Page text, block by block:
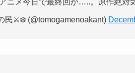
ニメ今日で最終回か…..。原作絶対
民⚔️❄️ (@tomogamenoakant)